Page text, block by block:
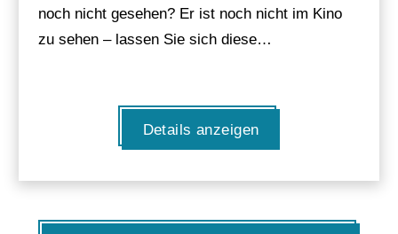
noch nicht gesehen? Er ist noch nicht im Kino
zu sehen – lassen Sie sich diese…
Details anzeigen